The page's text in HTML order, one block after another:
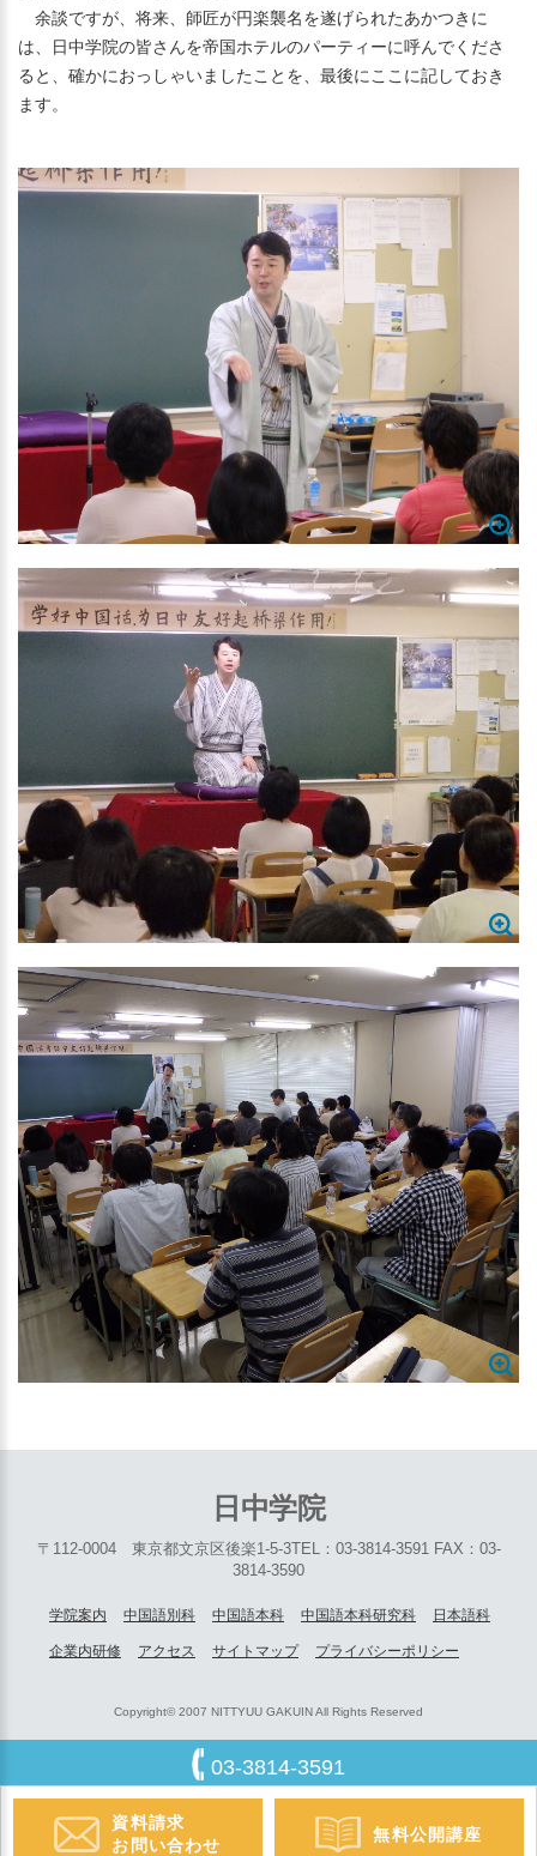
余談ですが、将来、師匠が円楽襲名を遂げられたあかつきに
は、日中学院の皆さんを帝国ホテルのパーティーに呼んでくださ
ると、確かにおっしゃいましたことを、最後にここに記しておき
ます。
日中学院
〒112-0004 東京都文京区後楽1-5-3TEL：03-3814-3591 FAX：03-
3814-3590
学院案内 中国語別科 中国語本科 中国語本科研究科 日本語科
企業内研修 アクセス サイトマップ プライバシーポリシー
Copyright© 2007 NITTYUU GAKUIN All Rights Reserved
03-3814-3591
資料請求
お問い合わせ
無料公開講座